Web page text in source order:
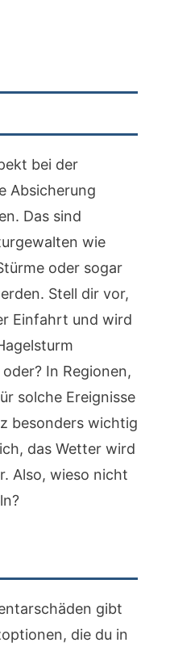
bei der
Absicherung
Das sind
wie
oder sogar
Stell dir vor,
Einfahrt und wird
In Regionen,
solche Ereignisse
besonders wichtig
das Wetter wird
Also, wieso nicht
gibt
die du in